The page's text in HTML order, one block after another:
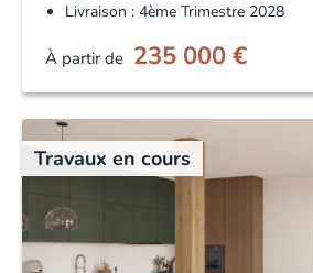
Livraison : 4ème Trimestre 2028
À partir de 235 000 €
Travaux en cours